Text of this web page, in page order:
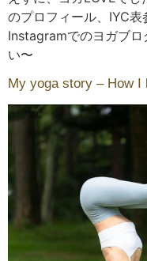
のプロフィール、IYC表
Instagramでのヨガブロ
い〜
My yoga story – How I